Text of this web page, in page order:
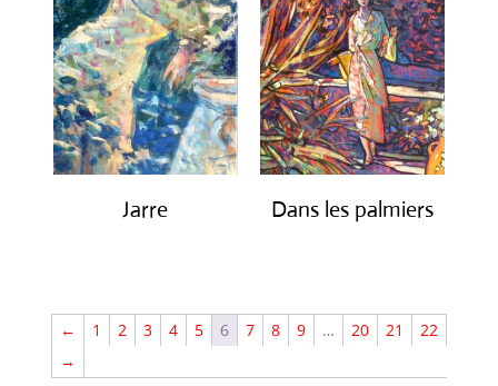
Jarre Dans les palmiers
← 1 2 3 4 5 6 7 8 9 … 20 21
22
→